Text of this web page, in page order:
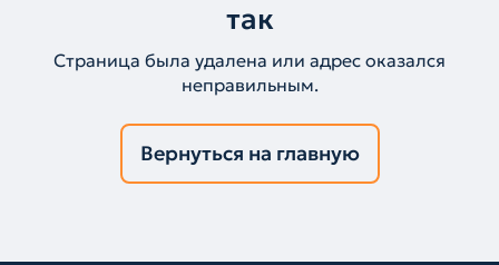
так
Страница была удалена или адрес оказался
неправильным.
Вернуться на главную